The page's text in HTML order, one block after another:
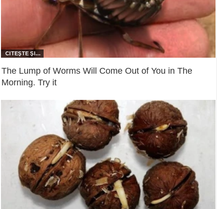
The Lump of Worms Will Come Out of You in The
Morning. Try it